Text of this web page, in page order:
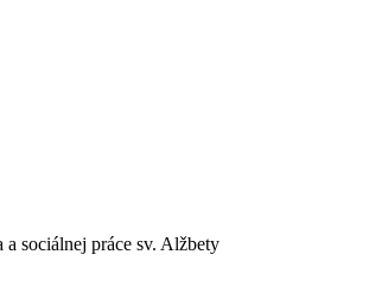
sociálnej práce sv. Alžbety